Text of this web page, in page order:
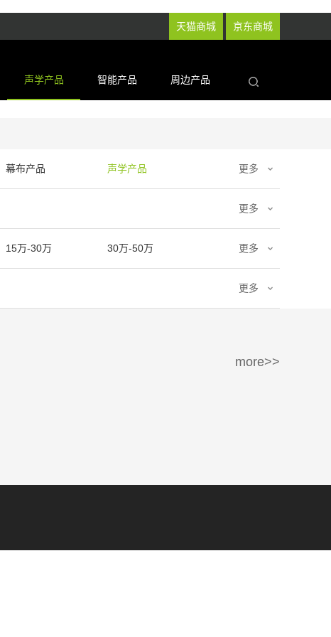
天猫商城 京东商城
声学产品 智能产品 周边产品
幕布产品 声学产品 更多
更多
15万-30万 30万-50万 更多
更多
more>>